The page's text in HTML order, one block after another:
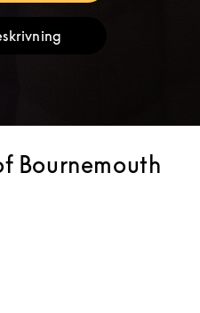
Link Opens in New Tab
Bournemouth